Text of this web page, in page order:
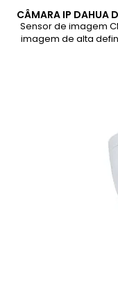
CÂMARA IP DAHUA
Sensor de imagem
imagem de alta
20 fps e suporta